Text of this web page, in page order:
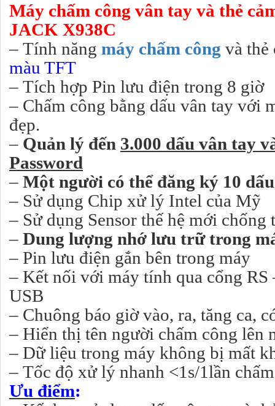
Máy chấm công vân tay và thẻ
JACK X938C
– Tính năng máy chấm công và
màu TFT
– Tích hợp Pin lưu điện trong 8 giờ
– Chấm công bằng dấu vân tay với
đẹp.
– Quản lý đến 3.000 dấu vân tay
Password
– Một người có thể đăng ký 10
– Sử dụng Chip xử lý Intel của Mỹ
– Sử dụng Sensor thế hệ mới chống
– Dung lượng nhớ lưu trữ trong
– Pin lưu điện gắn bên trong máy
– Kết nối với máy tính qua cổng RS
USB
– Chuông báo giờ vào, ra, tăng ca,
– Hiển thị tên người chấm công lên
– Dữ liệu trong máy không bị mất
– Tốc độ xử lý nhanh <1s/1lần
Ưu điểm: